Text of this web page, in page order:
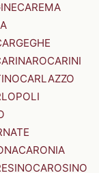
CAREMA
CARINI
CARLAZZO
CARONIA
CAROSINO